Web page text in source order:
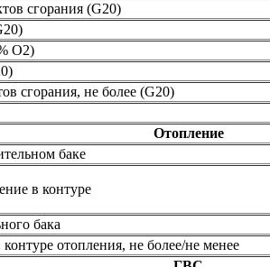
сгорания (G20)
О2)
сгорания, не более (G20)
Отопление
баке
в контуре
бака
отопления, не более/не менее